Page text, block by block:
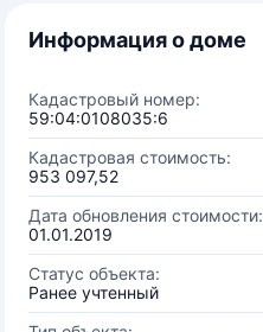
Информация о доме
Кадастровый номер:
59:04:0108035:6
Кадастровая стоимость:
953 097,52
Дата обновления стоимости:
01.01.2019
Статус объекта:
Ранее учтенный